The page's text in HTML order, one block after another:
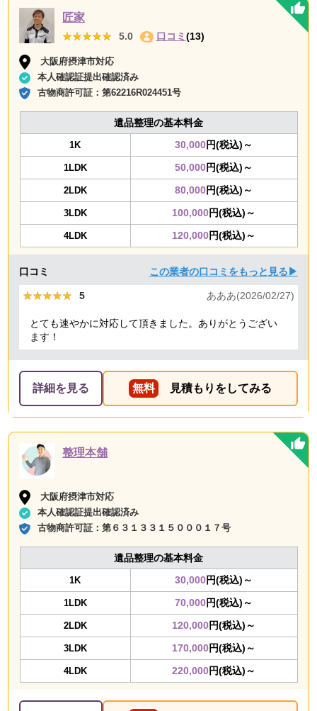
匠家
★★★★★
★★★★★ 5.0 口コミ (13)
大阪府摂津市対応
本人確認証提出確認済み
古物商許可証：第62216R024451号
遺品整理の基本料金
1K 30,000円(税込)～
1LDK 50,000円(税込)～
2LDK 80,000円(税込)～
3LDK 100,000円(税込)～
4LDK 120,000円(税込)～
口コミ この業者の口コミをもっと見る▶
★★★★★
★★★★★ 5 あああ(2026/02/27)
とても速やかに対応して頂きました。ありがとうござい
ます！
詳細を見る 無料 見積もりをしてみる
整理本舗
大阪府摂津市対応
本人確認証提出確認済み
古物商許可証：第６３１３３１５０００１７号
遺品整理の基本料金
1K 30,000円(税込)～
1LDK 70,000円(税込)～
2LDK 120,000円(税込)～
3LDK 170,000円(税込)～
4LDK 220,000円(税込)～